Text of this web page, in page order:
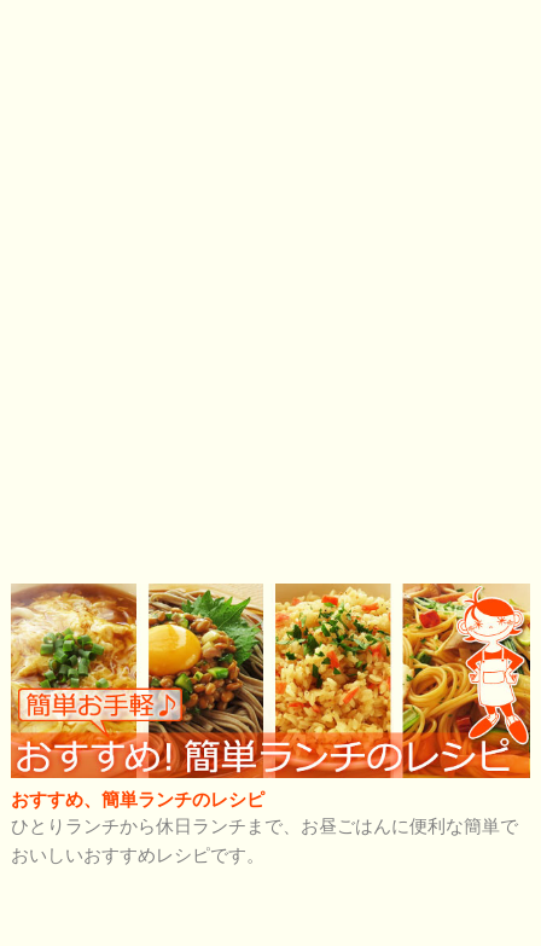
おすすめ、簡単ランチのレシピ
ひとりランチから休日ランチまで、お昼ごはんに便利な簡単で
おいしいおすすめレシピです。